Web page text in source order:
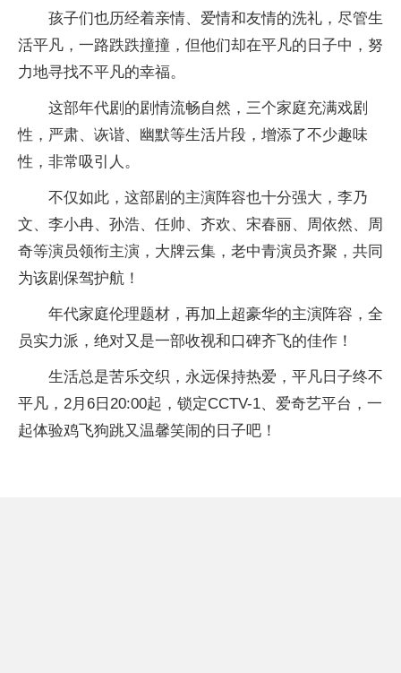
孩子们也历经着亲情、爱情和友情的洗礼，尽管生
活平凡，一路跌跌撞撞，但他们却在平凡的日子中，努
力地寻找不平凡的幸福。
这部年代剧的剧情流畅自然，三个家庭充满戏剧
性，严肃、诙谐、幽默等生活片段，增添了不少趣味
性，非常吸引人。
不仅如此，这部剧的主演阵容也十分强大，李乃
文、李小冉、孙浩、任帅、齐欢、宋春丽、周依然、周
奇等演员领衔主演，大牌云集，老中青演员齐聚，共同
为该剧保驾护航！
年代家庭伦理题材，再加上超豪华的主演阵容，全
员实力派，绝对又是一部收视和口碑齐飞的佳作！
生活总是苦乐交织，永远保持热爱，平凡日子终不
平凡，2月6日20:00起，锁定CCTV-1、爱奇艺平台，一
起体验鸡飞狗跳又温馨笑闹的日子吧！